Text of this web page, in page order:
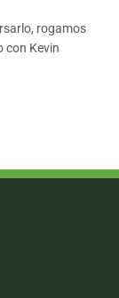
rogamos
con Kevin